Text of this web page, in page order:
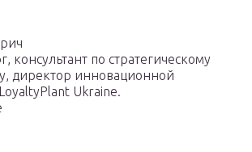
консультант по стратегическому
директор инновационной
Ukraine.